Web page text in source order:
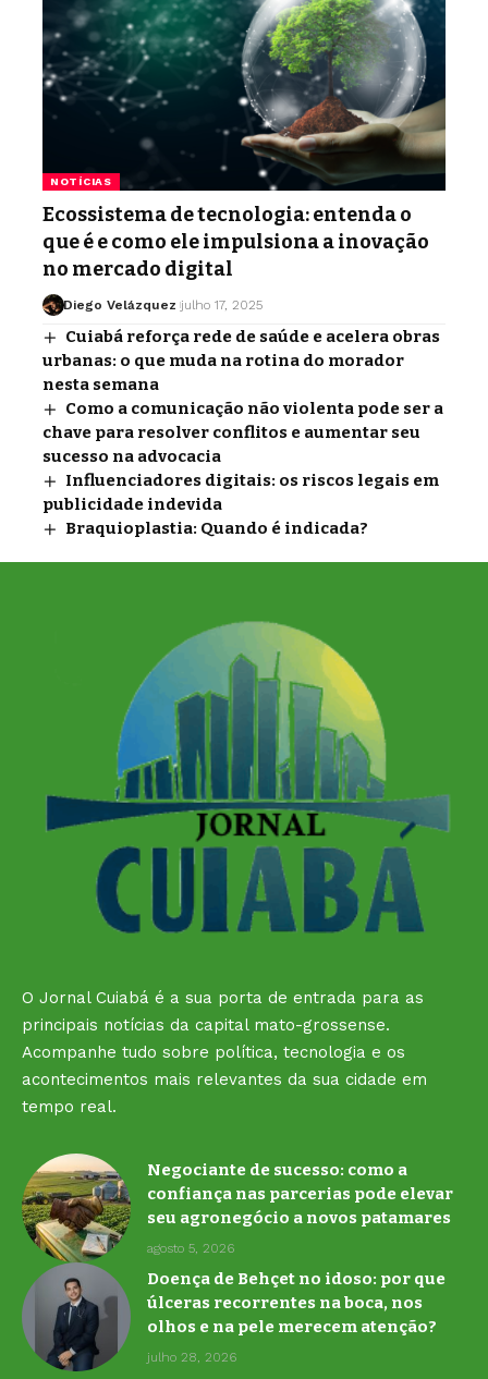
NOTÍCIAS
Ecossistema de tecnologia: entenda o
que é e como ele impulsiona a inovação
no mercado digital
Diego Velázquez julho 17, 2025
Cuiabá reforça rede de saúde e acelera obras
urbanas: o que muda na rotina do morador
nesta semana
Como a comunicação não violenta pode ser a
chave para resolver conflitos e aumentar seu
sucesso na advocacia
Influenciadores digitais: os riscos legais em
publicidade indevida
Braquioplastia: Quando é indicada?
O Jornal Cuiabá é a sua porta de entrada para as
principais notícias da capital mato-grossense.
Acompanhe tudo sobre política, tecnologia e os
acontecimentos mais relevantes da sua cidade em
tempo real.
Negociante de sucesso: como a
confiança nas parcerias pode elevar
seu agronegócio a novos patamares
agosto 5, 2026
Doença de Behçet no idoso: por que
úlceras recorrentes na boca, nos
olhos e na pele merecem atenção?
julho 28, 2026